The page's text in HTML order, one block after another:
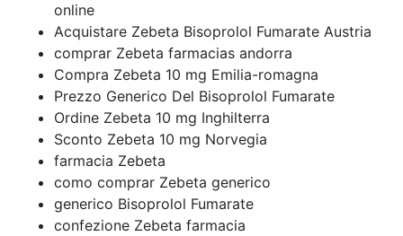
online
Acquistare Zebeta Bisoprolol Fumarate Austria
comprar Zebeta farmacias andorra
Compra Zebeta 10 mg Emilia-romagna
Prezzo Generico Del Bisoprolol Fumarate
Ordine Zebeta 10 mg Inghilterra
Sconto Zebeta 10 mg Norvegia
farmacia Zebeta
como comprar Zebeta generico
generico Bisoprolol Fumarate
confezione Zebeta farmacia